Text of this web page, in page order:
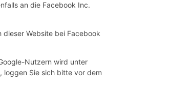
an die Facebook Inc.
Website bei Facebook
Nutzern wird unter
loggen Sie sich bitte vor dem